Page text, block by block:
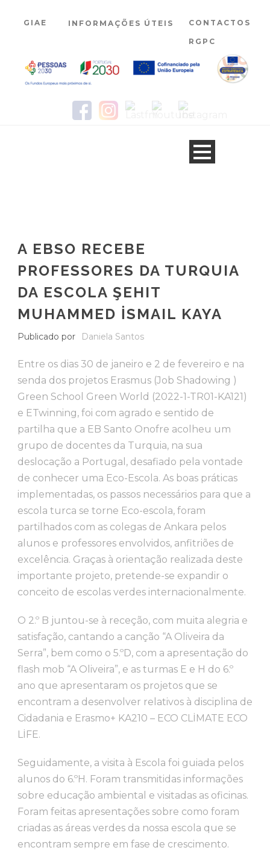
GIAE INFORMAÇÕES ÚTEIS CONTACTOS
RGPC
A EBSO RECEBE
PROFESSORES DA TURQUIA
DA ESCOLA ŞEHIT
MUHAMMED İSMAIL KAYA
Publicado por Daniela Santos
Entre os dias 30 de janeiro e 2 de fevereiro e na
senda dos projetos Erasmus (Job Shadowing )
Green School Green World (2022-1-TR01-KA121)
e ETwinning, foi com agrado e sentido de
partilha que a EB Santo Onofre acolheu um
grupo de docentes da Turquia, na sua
deslocação a Portugal, desafiado pela vontade
de conhecer uma Eco-Escola. As boas práticas
implementadas, os passos necessários para que a
escola turca se torne Eco-escola, foram
partilhados com as colegas de Ankara pelos
alunos e professores envolvidos, anfitriões de
excelência. Graças à orientação realizada deste
importante projeto, pretende-se expandir o
conceito de escolas verdes internacionalmente.
O 2.º B juntou-se à receção, com muita alegria e
satisfação, cantando a canção “A Oliveira da
Serra”, bem como o 5.ºD, com a apresentação do
flash mob “A Oliveira”, e as turmas E e H do 6.º
ano que apresentaram os projetos que se
encontram a desenvolver relativos à disciplina de
Cidadania e Erasmo+ KA210 – ECO CLİMATE ECO
LİFE.
Seguidamente, a visita à Escola foi guiada pelos
alunos do 6.ºH. Foram transmitidas informações
sobre educação ambiental e visitadas as oficinas.
Foram feitas apresentações sobre como foram
criadas as áreas verdes da nossa escola que se
encontram sempre em fase de crescimento.